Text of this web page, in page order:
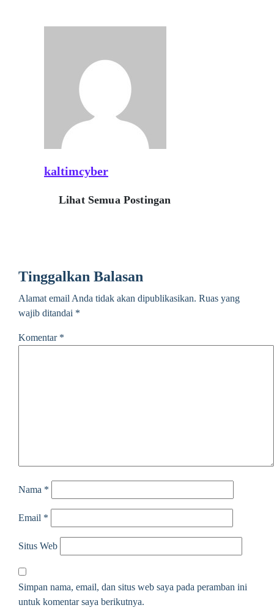
kaltimcyber
Lihat Semua Postingan
Tinggalkan Balasan
Alamat email Anda tidak akan dipublikasikan. Ruas yang
wajib ditandai *
Komentar *
Nama *
Email *
Situs Web
Simpan nama, email, dan situs web saya pada peramban ini
untuk komentar saya berikutnya.